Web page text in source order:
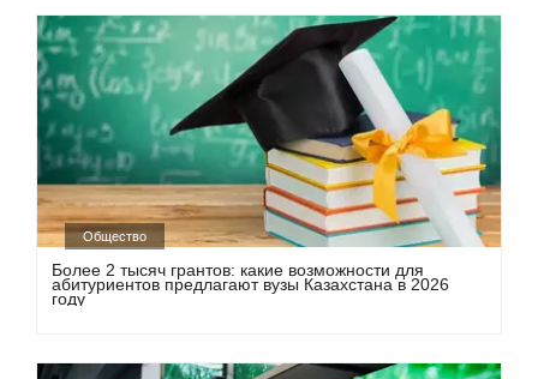
Общество
Более 2 тысяч грантов: какие возможности для
абитуриентов предлагают вузы Казахстана в 2026
году